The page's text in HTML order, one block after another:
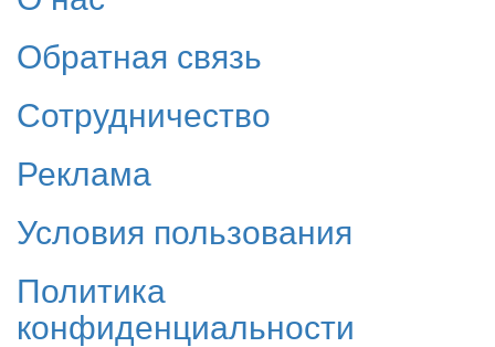
Обратная связь
Сотрудничество
Реклама
Условия пользования
Политика
конфиденциальности